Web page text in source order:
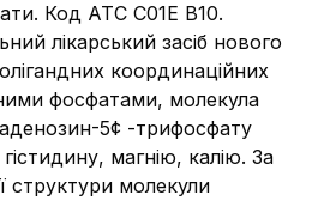
Код АТС С01E B10.
лікарський засіб нового
координаційних
фосфатами, молекула
5¢ -трифосфату
магнію, калію. За
структури молекули